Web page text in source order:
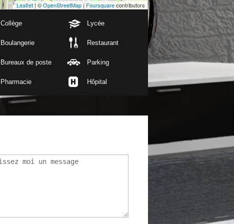
Leaflet| ©OpenStreetMap|Foursquarecontributors
Collège Lycée
Boulangerie Restaurant
Bureaux de poste Parking
Pharmacie Hôpital